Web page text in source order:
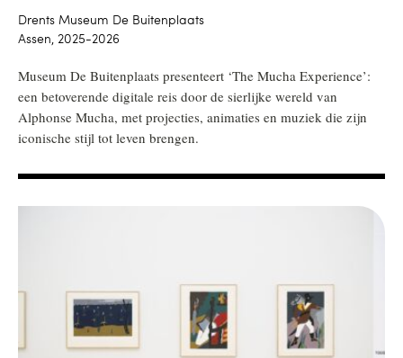
Drents Museum De Buitenplaats
Assen, 2025-2026
Museum De Buitenplaats presenteert ‘The Mucha Experience’:
een betoverende digitale reis door de sierlijke wereld van
Alphonse Mucha, met projecties, animaties en muziek die zijn
iconische stijl tot leven brengen.